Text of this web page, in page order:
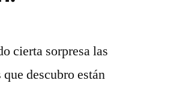
cierta sorpresa las
descubro están